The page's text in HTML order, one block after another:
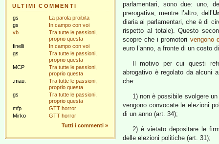
ULTIMI COMMENTI
gs
La parola proibita
gs
In campo con voi
vb
Tra tutte le passioni,
proprio questa
finelli
In campo con voi
gs
Tra tutte le passioni,
proprio questa
MCP
Tra tutte le passioni,
proprio questa
.mau.
Tra tutte le passioni,
proprio questa
gs
Tra tutte le passioni,
proprio questa
mfp
GTT horror
Mirko
GTT horror
Tutti i commenti »
parlamentari, sono due: uno,
prerogativa, mentre l’altro, dell’
diaria ai parlamentari, che è di
rispetto al totale). Questo
scopre che i promotori vengono
euro l’anno, a fronte di un costo
Il motivo per cui questi
abrogativo è regolato da alcuni
che:
1) non è possibile svolgere
vengono convocate le elezioni
di un anno (art. 34);
2) è vietato depositare le
delle elezioni politiche (art. 31);